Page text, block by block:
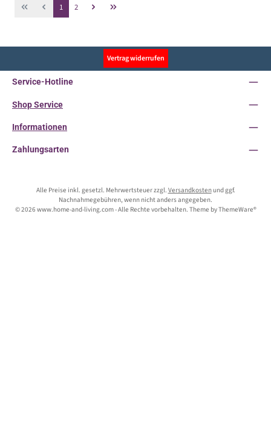
Seite
1 Seite
2
Vertrag widerrufen
Service-Hotline
Shop Service
Informationen
Zahlungsarten
Alle Preise inkl. gesetzl. Mehrwertsteuer zzgl. Versandkostenund ggf.
Nachnahmegebühren, wenn nicht anders angegeben.
© 2026 www.home-and-living.com - Alle Rechte vorbehalten. Theme byThemeWare®